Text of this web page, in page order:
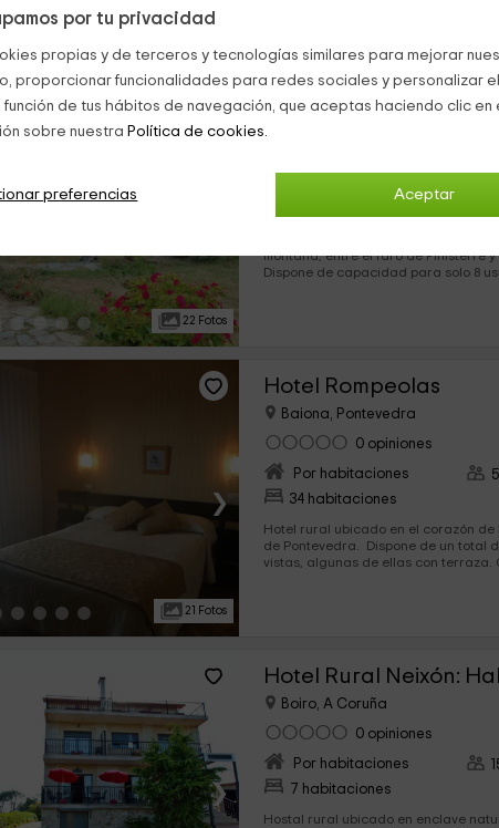
por tu privacidad
propias y de terceros y tecnologías similares para mejorar
proporcionar funcionalidades para redes sociales y personalizar
de tus hábitos de navegación, que aceptas haciendo clic en
sobre nuestra Política de cookies.
Aceptar
preferencias
22 Fotos
Casa Luz
montaña, entre el faro de Finisterre
Dispone de capacidad para solo 8
›
21 Fotos
Hotel Rompeolas
Baiona, Pontevedra
0 opiniones
Por habitaciones
34 habitaciones
Hotel rural ubicado en el corazón de
de Pontevedra. Dispone de un total de 34 habitaciones con
vistas, algunas de ellas con terraza. Cuenta con conexión a
›
Hotel Rural Neixón:
Boiro, A Coruña
0 opiniones
Por habitaciones
7 habitaciones
Hostal rural ubicado en enclave